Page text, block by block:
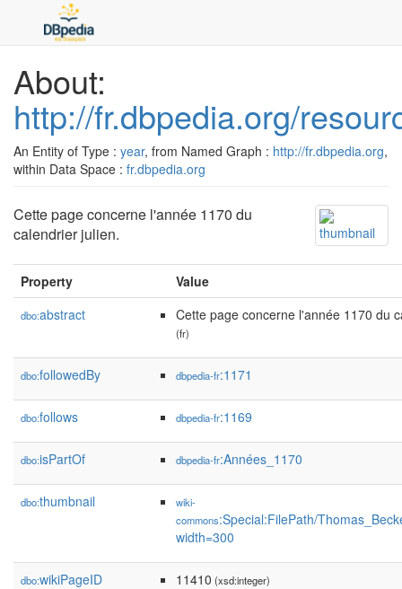
About:
http://fr.dbpedia.org/
An Entity of Type : year, from Named Graph : http://fr.dbpedia.org,
within Data Space : fr.dbpedia.org
Cette page concerne l'année 1170 du
calendrier julien.
Property Value
dbo:abstract Cette page concerne l'année 1170 du
(fr)
dbo:followedBy dbpedia-fr:1171
dbo:follows dbpedia-fr:1169
dbo:isPartOf dbpedia-fr:Années_1170
dbo:thumbnail
wiki-
commons:Special:FilePath/
width=300
dbo:wikiPageID 11410 (xsd:integer)